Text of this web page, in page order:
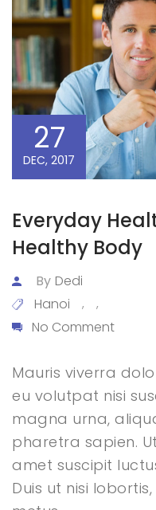
27
DEC, 2017
Everyday
Healthy Body
By Dedi
Hanoi
, ,
No Comment
Mauris viverra
eu volutpat nisi
magna urna,
pharetra sapien.
amet suscipit
Duis ut nisi